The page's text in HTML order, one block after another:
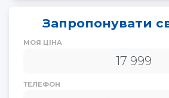
Запропонувати
МОЯ ЦІНА
ТЕЛЕФОН